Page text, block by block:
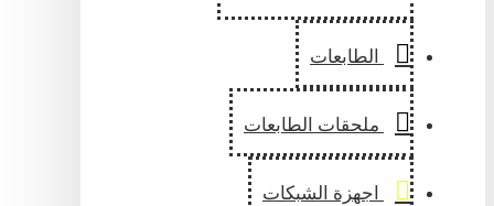
الطابعات
ملحقات الطابعات
اجهزة الشبكات